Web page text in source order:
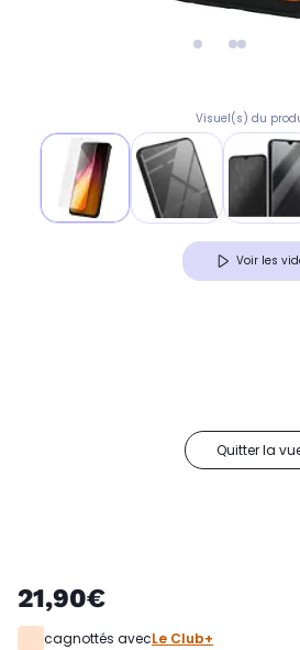
Visuel(s) du
Voir les
Quitter la
21,90€
cagnottés avecLe Club+